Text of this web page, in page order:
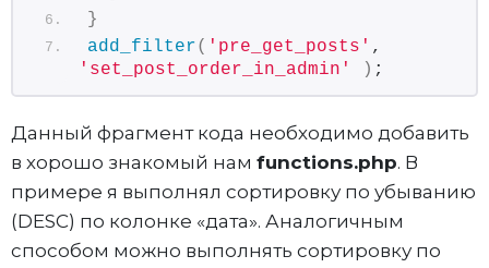
}
add_filter( 'pre_get_posts'
'set_post_order_in_admin'
) ;
Данный фрагмент кода необходимо добавить
в хорошо знакомый нам functions.php. В
примере я выполнял сортировку по убыванию
(DESC) по колонке «дата». Аналогичным
способом можно выполнять сортировку по